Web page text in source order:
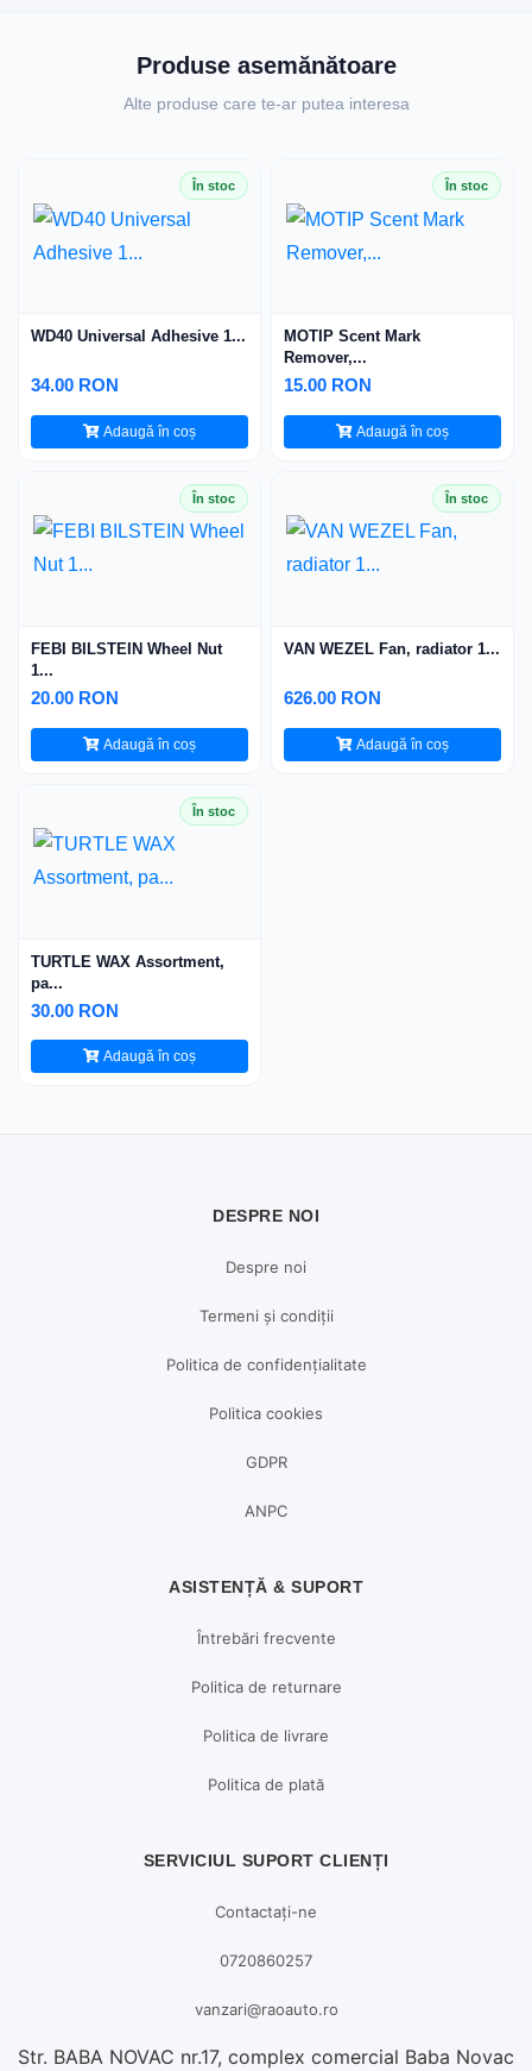
Produse asemănătoare
Alte produse care te-ar putea interesa
În stoc
WD40 Universal Adhesive 1...
34.00 RON
Adaugă în coș
În stoc
MOTIP Scent Mark
Remover,...
15.00 RON
Adaugă în coș
În stoc
FEBI BILSTEIN Wheel Nut
1...
20.00 RON
Adaugă în coș
În stoc
VAN WEZEL Fan, radiator 1...
626.00 RON
Adaugă în coș
În stoc
TURTLE WAX Assortment,
pa...
30.00 RON
Adaugă în coș
DESPRE NOI
Despre noi
Termeni și condiții
Politica de confidențialitate
Politica cookies
GDPR
ANPC
ASISTENȚĂ & SUPORT
Întrebări frecvente
Politica de returnare
Politica de livrare
Politica de plată
SERVICIUL SUPORT CLIENȚI
Contactați-ne
0720860257
vanzari@raoauto.ro
Str. BABA NOVAC nr.17, complex comercial Baba Novac